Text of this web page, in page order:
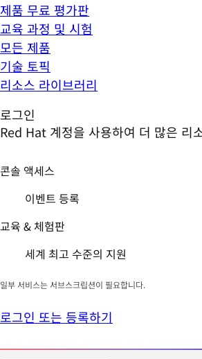
제품 무료 평가판
교육 과정 및 시험
모든 제품
기술 토픽
리소스 라이브러리
로그인
Red Hat 계정을 사용하여 더 많은 리
콘솔 액세스
이벤트 등록
교육 & 체험판
세계 최고 수준의 지원
일부 서비스는 서브스크립션이 필요합니다.
로그인 또는 등록하기